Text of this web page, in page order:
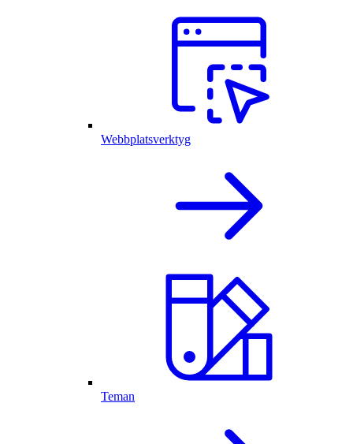
Webbplatsverktyg
Teman